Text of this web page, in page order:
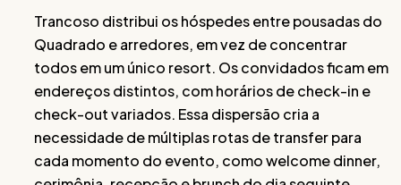
Trancoso distribui os hóspedes entre pousadas do
Quadrado e arredores, em vez de concentrar
todos em um único resort. Os convidados ficam em
endereços distintos, com horários de check-in e
check-out variados. Essa dispersão cria a
necessidade de múltiplas rotas de transfer para
cada momento do evento, como welcome dinner,